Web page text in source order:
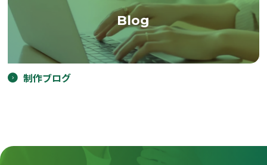
Blog
制作ブログ